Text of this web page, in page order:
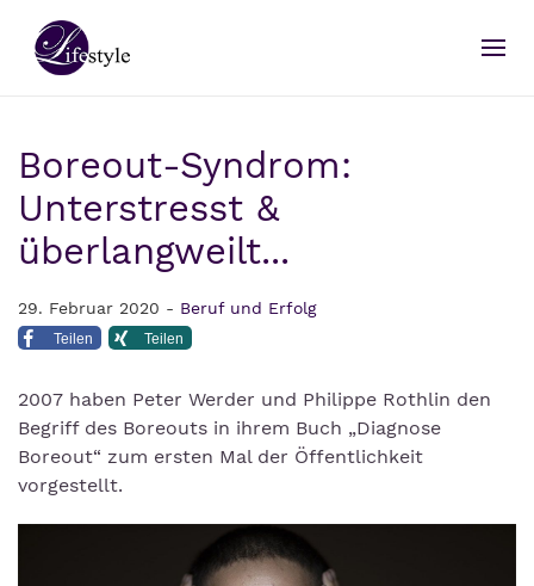
Boreout-Syndrom:
Unterstresst &
überlangweilt...
29. Februar 2020 - Beruf und Erfolg
Teilen Teilen
2007 haben Peter Werder und Philippe Rothlin den
Begriff des Boreouts in ihrem Buch „Diagnose
Boreout“ zum ersten Mal der Öffentlichkeit
vorgestellt.